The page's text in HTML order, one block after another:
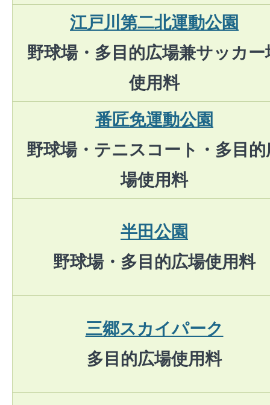
江戸川第二北運動公園
野球場・多目的広場兼サッカー
使用料
番匠免運動公園
野球場・テニスコート・多目的
場使用料
半田公園
野球場・多目的広場使用料
三郷スカイパーク
多目的広場使用料